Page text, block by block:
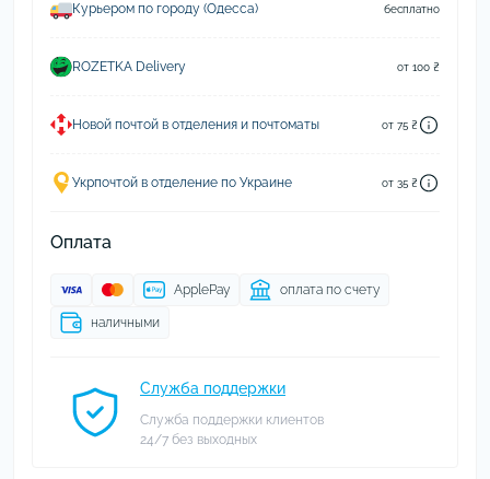
Курьером по городу (Одесса) бесплатно
ROZETKA Delivery от 100 ₴
Новой почтой в отделения и почтоматы от 75 ₴
Укрпочтой в отделение по Украине от 35 ₴
Оплата
ApplePay оплата по счету
наличными
Служба поддержки
Служба поддержки клиентов
24/7 без выходных